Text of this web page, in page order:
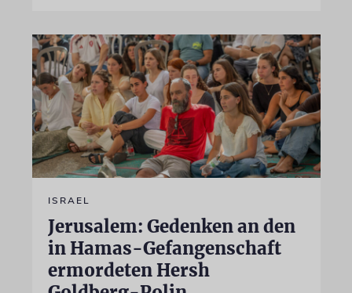
ISRAEL
Jerusalem: Gedenken an den
in Hamas-Gefangenschaft
ermordeten Hersh